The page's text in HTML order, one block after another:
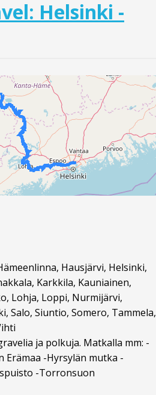
Helsinki -
Hausjärvi, Helsinki,
Karkkila, Kauniainen,
Lohja, Loppi, Nurmijärvi,
Salo, Siuntio, Somero, Tammela,
ja polkuja. Matkalla mm: -
Erämaa -Hyrsylän mutka -
-Torronsuon